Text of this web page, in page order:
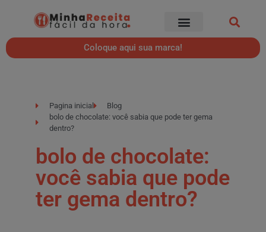
Coloque aqui sua marca!
Pagina inicial
Blog
bolo de chocolate: você sabia que pode ter gema
dentro?
bolo de chocolate:
você sabia que pode
ter gema dentro?